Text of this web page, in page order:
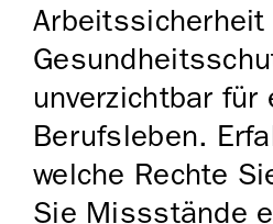
Arbeitssicherheit
unverzichtbar für
Berufsleben.
welche Rechte
Sie Missstände